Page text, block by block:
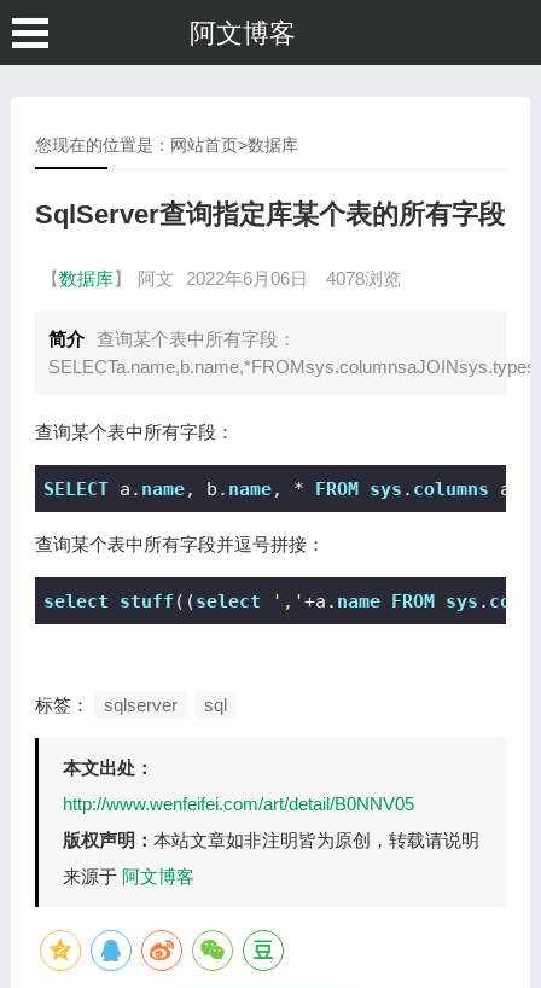
阿文博客
您现在的位置是： 网站首页>数据库
SqlServer查询指定库某个表的所有字段
【数据库】 阿文 2022年6月06日 4078浏览
简介 查询某个表中所有字段：
查询某个表中所有字段：
SELECT a. name, b. name, * FROM sys . columns a
查询某个表中所有字段并逗号拼接：
select stuff ((select ','+a. name FROM sys .
标签： sqlserver sql
本文出处：
http://www.wenfeifei.com/art/detail/B0NNV05
版权声明： 本站文章如非注明皆为原创，转载请说明
来源于 阿文博客